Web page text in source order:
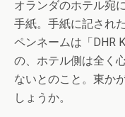
オランダのホテル宛
手紙。手紙に記され
ペンネームは「DHR
の、ホテル側は全く
ないとのこと。東か
しょうか。